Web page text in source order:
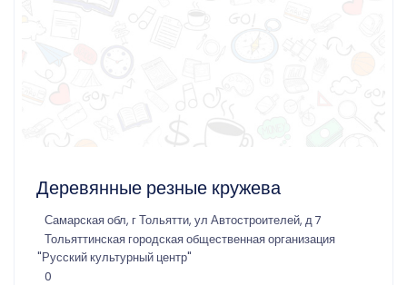
Деревянные резные кружева
Самарская обл, г Тольятти, ул Автостроителей, д 7
Тольяттинская городская общественная организация
"Русский культурный центр"
0